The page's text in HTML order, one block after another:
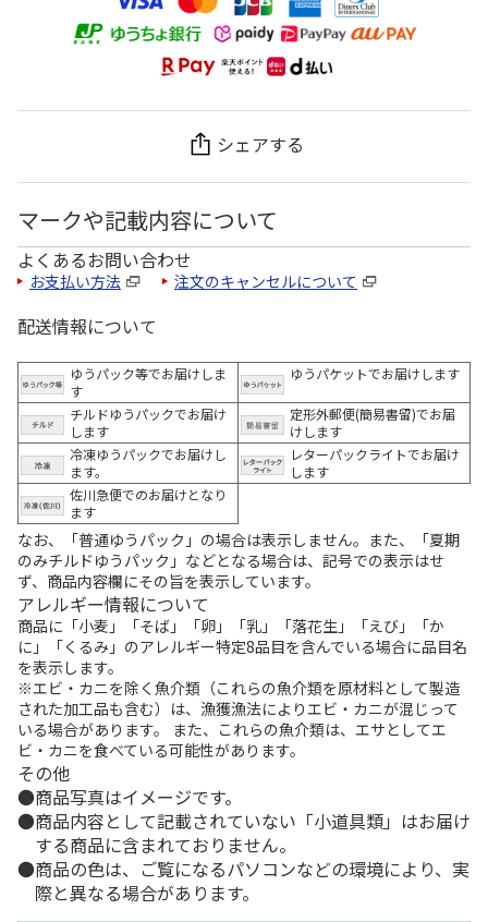
シェアする
マークや記載内容について
よくあるお問い合わせ
お支払い方法 注文のキャンセルについて
配送情報について
ゆうパック等でお届けしま
す
ゆうパケットでお届けします
チルドゆうパックでお届け
します
定形外郵便(簡易書留)でお届
けします
冷凍ゆうパックでお届けし
ます。
レターパックライトでお届け
します
佐川急便でのお届けとなり
ます
なお、「普通ゆうパック」の場合は表示しません。また、「夏期
のみチルドゆうパック」などとなる場合は、記号での表示はせ
ず、商品内容欄にその旨を表示しています。
アレルギー情報について
商品に「小麦」「そば」「卵」「乳」「落花生」「えび」「か
に」「くるみ」のアレルギー特定8品目を含んでいる場合に品目名
を表示します。
※エビ・カニを除く魚介類（これらの魚介類を原材料として製造
された加工品も含む）は、漁獲漁法によりエビ・カニが混じって
いる場合があります。 また、これらの魚介類は、エサとしてエ
ビ・カニを食べている可能性があります。
その他
商品写真はイメージです。
商品内容として記載されていない「小道具類」はお届け
する商品に含まれておりません。
商品の色は、ご覧になるパソコンなどの環境により、実
際と異なる場合があります。